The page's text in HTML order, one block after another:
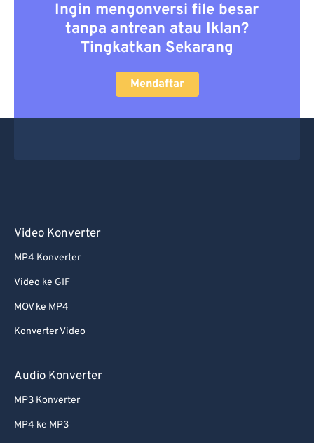
Ingin mengonversi file besar
tanpa antrean atau Iklan?
Tingkatkan Sekarang
Mendaftar
Video Konverter
MP4 Konverter
Video ke GIF
MOV ke MP4
Konverter Video
Audio Konverter
MP3 Konverter
MP4 ke MP3